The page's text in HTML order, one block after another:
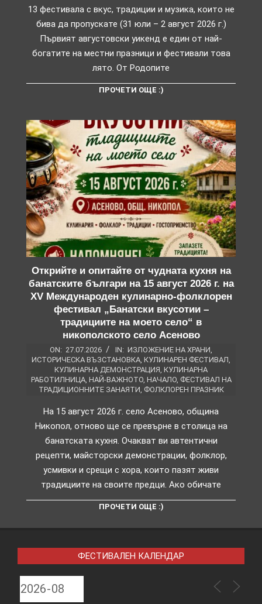
13 фестивала с вкус, традиции и музика, които не
бива да пропускате (31 юли – 2 август 2026 г.)
Първият августовски уикенд е един от най-
богатите на местни празници и фестивали това
лято. От Родопите
ПРОЧЕТИ ОЩЕ :)
Открийте и опитайте от чудната кухня на
банатските българи на 15 август 2026 г. на
XV Международен кулинарно-фолклорен
фестивал „Банатски вкусотии –
традициите на моето село“ в
никополското село Асеново
ON: 27.07.2026 IN: ИЗЛОЖЕНИЕ НА ХРАНИ
ИСТОРИЧЕСКА ВЪЗСТАНОВКА КУЛИНАРЕН ФЕСТИВАЛ
КУЛИНАРНА ДЕМОНСТРАЦИЯ КУЛИНАРНА
РАБОТИЛНИЦА, НАЙ-ВАЖНОТО, НАЧАЛО, ФЕСТИВАЛ НА
ТРАДИЦИОННИТЕ ЗАНАЯТИ ФОЛКЛОРЕН ПРАЗНИК
На 15 август 2026 г. село Асеново, община
Никопол, отново ще се превърне в столица на
банатската кухня. Очакват ви автентични
рецепти, майсторски демонстрации, фолклор,
усмивки и срещи с хора, които пазят живи
традициите на своите предци. Ако обичате
ПРОЧЕТИ ОЩЕ :)
ФЕСТИВАЛЕН КАЛЕНДАР